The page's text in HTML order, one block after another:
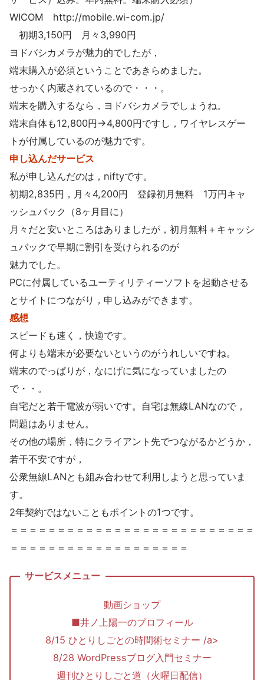
WICOM http://mobile.wi-com.jp/
初期3,150円 月々3,990円
ヨドバシカメラが魅力的でしたが，
端末購入が必須ということであきらめました。
せっかく内蔵されているので・・・。
端末を購入するなら，ヨドバシカメラでしょうね。
端末自体も12,800円→4,800円ですし，ワイヤレスゲー
トが付属しているのが魅力です。
申し込んだサービス
私が申し込んだのは，niftyです。
初期2,835円，月々4,200円 登録初月無料 1万円キャ
ッシュバック（8ヶ月目に）
月々だと安いところはありましたが，初月無料＋キャッシ
ュバックで早期に割引を受けられるのが
魅力でした。
PCに付属しているユーティリティーソフトを起動させる
とサイトにつながり，申し込みができます。
感想
スピードも速く，快適です。
何よりも端末が必要ないというのがうれしいですね。
端末のでっぱりが，なにげに気になっていましたの
で・・。
自宅だと若干電波が弱いです。自宅は無線LANなので，
問題はありません。
その他の場所，特にクライアント先でつながるかどうか，
若干不安ですが，
公衆無線LANとも組み合わせて利用しようと思っていま
す。
2年契約ではないこともポイントの1つです。
＝＝＝＝＝＝＝＝＝＝＝＝＝＝＝＝＝＝＝＝＝＝＝＝＝＝
＝＝＝＝＝＝＝＝＝＝＝＝＝＝＝＝＝＝＝
動画ショップ
■井ノ上陽一のプロフィール
8/15 ひとりしごとの時間術セミナー /a>
8/28 WordPressブログ入門セミナー
週刊ひとりしごと道（火曜日配信）